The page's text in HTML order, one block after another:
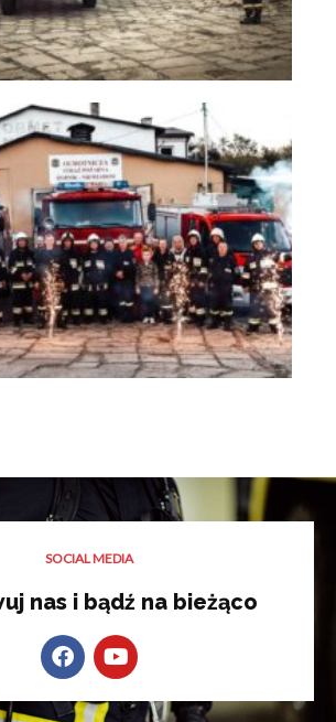
SOCIAL MEDIA
nas i bądź na bieżąco